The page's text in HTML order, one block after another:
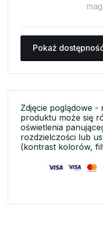
Pokaż
Zdjęcie poglądowe
produktu może się
oświetlenia
rozdzielczości lub
(kontrast kolorów,